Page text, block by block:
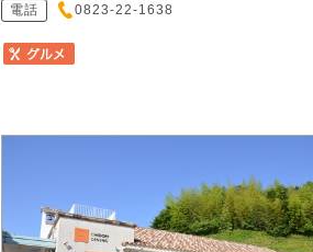
電話
0823-22-1638